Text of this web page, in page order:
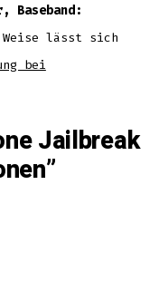
Baseband:
lässt sich
bei
Jailbreak
”